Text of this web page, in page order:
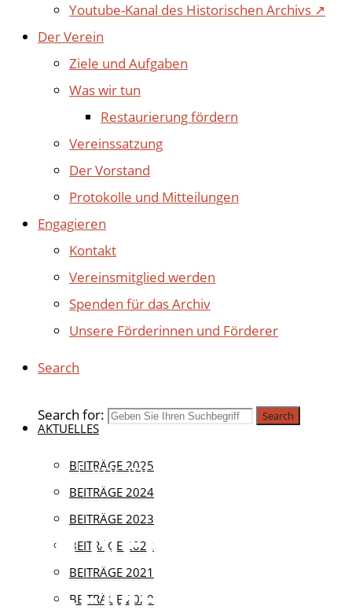
Youtube-Kanal des Historischen Archivs ↗
Der Verein
Ziele und Aufgaben
Was wir tun
Restaurierung fördern
Vereinssatzung
Der Vorstand
Protokolle und Mitteilungen
Engagieren
Kontakt
Vereinsmitglied werden
Spenden für das Archiv
Unsere Förderinnen und Förderer
Search
Search for: Search
AKTUELLES
BEITRÄGE 2025
BEITRÄGE 2024
BEITRÄGE 2023
BEITRÄGE 2022
BEITRÄGE 2021
BEITRÄGE 2020
Aktuell | Veranstaltungen
KÖLNER
ASSEMBLAGE –